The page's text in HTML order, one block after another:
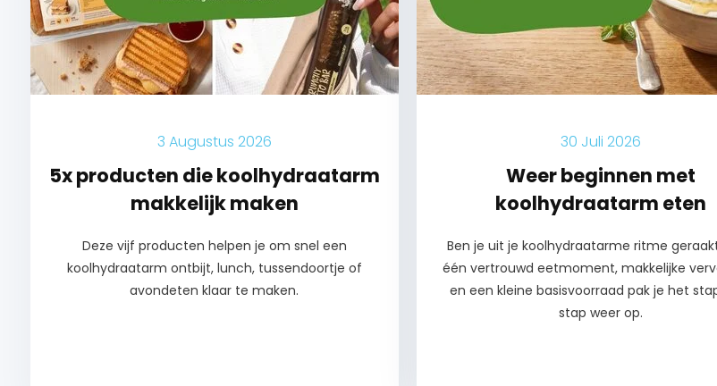
3 Augustus 2026
5x producten die koolhydraatarm
makkelijk maken
Deze vijf producten helpen je om snel een
koolhydraatarm ontbijt, lunch, tussendoortje of
avondeten klaar te maken.
30 Juli 2026
Weer beginnen met
koolhydraatarm eten
Ben je uit je koolhydraatarme ritme
één vertrouwd eetmoment, makkelijke
en een kleine basisvoorraad pak je het
stap weer op.